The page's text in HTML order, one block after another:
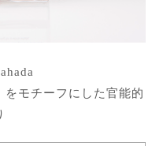
をモチーフにした官能的